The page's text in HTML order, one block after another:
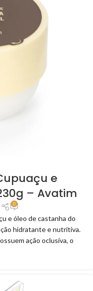
e
– Avatim
0
e óleo de castanha do
hidratante e nutritiva.
ação oclusiva, o